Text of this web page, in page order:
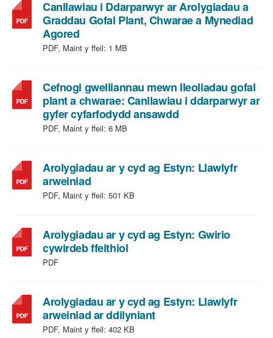
PDF,
maint
3
Canllawiau i Ddarparwyr ar Arolygiadau a
Graddau Gofal Plant, Chwarae a Mynediad
Agored,
math
PDF,
maint
ffeil:
1
PDF, Maint y ffeil: 1 MB
Cefnogi gwelliannau mewn lleoliadau gofal
plant a chwarae: Canllawiau i ddarparwyr ar
gyfer cyfarfodydd ansawdd,
PDF,
PDF, Maint y ffeil: 6 MB
Arolygiadau ar y cyd ag Estyn: Llawlyfr
arweiniad,
math
PDF,
maint
PDF, Maint y ffeil: 501 KB
Arolygiadau ar y cyd ag Estyn: Gwirio
cywirdeb ffeithiol,
PDF,
maint
ffeil:
PDF
Arolygiadau ar y cyd ag Estyn: Llawlyfr
arweiniad ar ddilyniant,
PDF, Maint y ffeil: 402 KB